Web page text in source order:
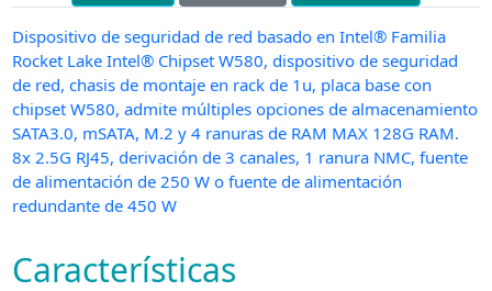
Dispositivo de seguridad de red basado en Intel® Familia
Rocket Lake Intel® Chipset W580, dispositivo de seguridad
de red, chasis de montaje en rack de 1u, placa base con
chipset W580, admite múltiples opciones de almacenamiento
SATA3.0, mSATA, M.2 y 4 ranuras de RAM MAX 128G RAM.
8x 2.5G RJ45, derivación de 3 canales, 1 ranura NMC, fuente
de alimentación de 250 W o fuente de alimentación
redundante de 450 W
Características